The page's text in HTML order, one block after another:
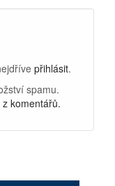
přihlásit.
spamu.
komentářů.